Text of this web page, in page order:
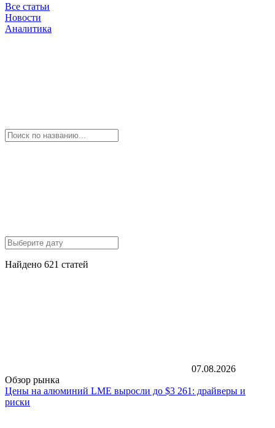
Все статьи
Новости
Аналитика
Найдено 621 статей
07.08.2026
Обзор рынка
Цены на алюминий LME выросли до $3 261: драйверы и
риски